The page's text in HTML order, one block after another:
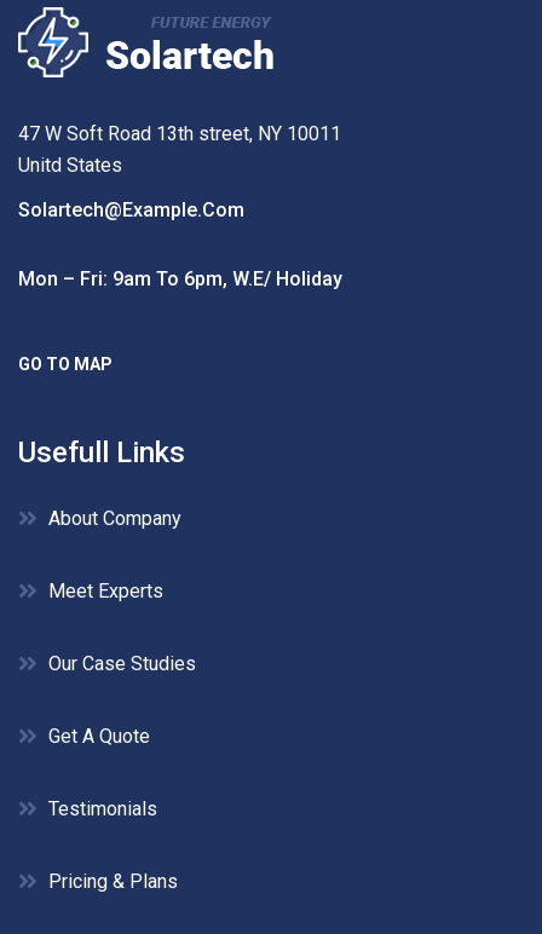
47 W Soft Road 13th street, NY 10011
Unitd States
Solartech@example.com
Mon – Fri: 9am To 6pm, W.e/ Holiday
GO TO MAP
Usefull Links
About Company
Meet Experts
Our Case Studies
Get A Quote
Testimonials
Pricing & Plans